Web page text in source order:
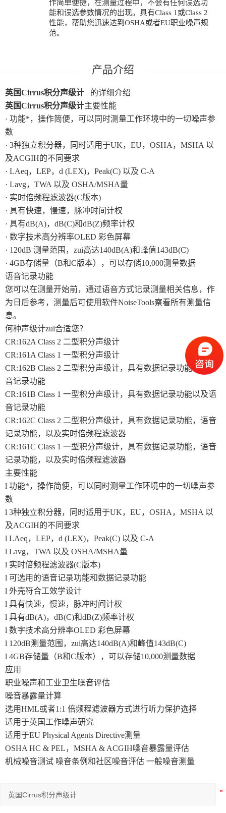
作简单便捷，在测量过程中，不会有任何误选功
能和误选参数情况的出现。具有Class 1或Class 2
性能，帮助您迅速达到OSHA或者EU职业噪声规
范。
英国Cirrus积分声级计
的详细介绍
英国Cirrus积分声级计主要性能
· 功能*，操作简便，可以同时测量工作环境中的一切噪声参
数
· 3种独立积分器，同时适用于UK，EU，OSHA，MSHA 以
及ACGIH的不同要求
· LAeq，LEP，d (LEX)，Peak(C) 以及 C-A
· Lavg，TWA 以及 OSHA/MSHA量
· 实时倍频程滤波器(C版本)
· 具有快速，慢速，脉冲时间计权
· 具有dB(A)，dB(C)和dB(Z)频率计权
· 数字技术高分辨率OLED 彩色屏幕
· 120dB 测量范围，zui高达140dB(A)和峰值143dB(C)
· 4GB存储量（B和C版本），可以存储10,000测量数据
语音记录功能
您可以在测量开始前，通过语音方式记录测量相关信息，作
为日后参考，测量后可使用软件NoiseTools察看所有测量信
息。
何种声级计zui合适您？
CR:162A Class 2 二型积分声级计
CR:161A Class 1 一型积分声级计
CR:162B Class 2 二型积分声级计，具有数据记录功能以及语
音记录功能
CR:161B Class 1 一型积分声级计，具有数据记录功能以及语
音记录功能
CR:162C Class 2 二型积分声级计，具有数据记录功能，语音
记录功能，以及实时倍频程滤波器
CR:161C Class 1 一型积分声级计，具有数据记录功能，语音
记录功能，以及实时倍频程滤波器
主要性能
l 功能*，操作简便，可以同时测量工作环境中的一切噪声参
数
l 3种独立积分器，同时适用于UK，EU，OSHA，MSHA 以
及ACGIH的不同要求
l LAeq，LEP，d (LEX)，Peak(C) 以及 C-A
l Lavg，TWA 以及 OSHA/MSHA量
l 实时倍频程滤波器(C版本)
l 可选用的语音记录功能和数据记录功能
l 外壳符合工效学设计
l 具有快速，慢速，脉冲时间计权
l 具有dB(A)，dB(C)和dB(Z)频率计权
l 数字技术高分辨率OLED 彩色屏幕
l 120dB测量范围，zui高达140dB(A)和峰值143dB(C)
l 4GB存储量（B和C版本），可以存储10,000测量数据
应用
职业噪声和工业卫生噪音评估
噪音暴露量计算
选用HML或者1:1 倍频程滤波器方式进行听力保护选择
适用于英国工作噪声研究
适用于EU Physical Agents Directive测量
OSHA HC & PEL，MSHA & ACGIH噪音暴露量评估
机械噪音测试 噪音条例和社区噪音评估 一般噪音测量